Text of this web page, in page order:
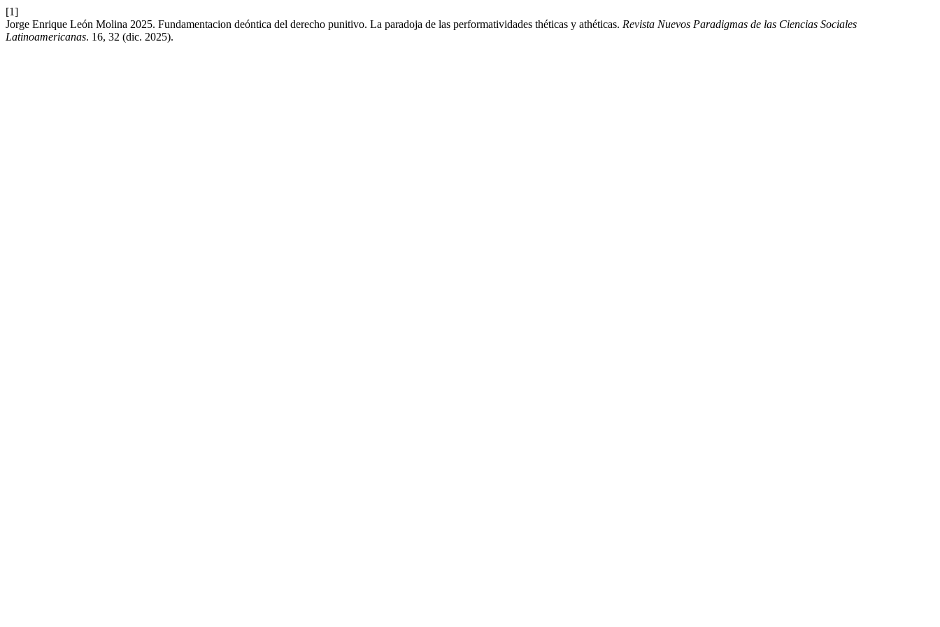
[1]
Jorge Enrique León Molina 2025. Fundamentacion deóntica del derecho punitivo. La paradoja de las performatividades théticas y athéticas. Revista Nuevos Paradigmas de las Ciencias Sociales
Latinoamericanas. 16, 32 (dic. 2025).